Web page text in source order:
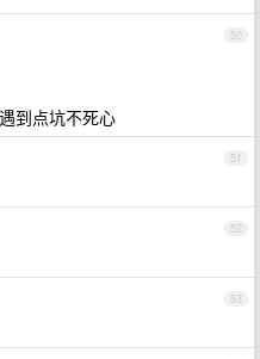
50
到点坑不死心
51
52
53